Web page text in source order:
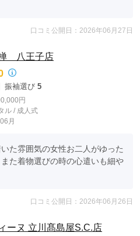
口コミ公開日：2026年06月27日
八王子店
振袖選び 5
円
ル / 成人式
月
た雰囲気の女性お二人がゆった
た着物選びの時の心遣いも細や
口コミ公開日：2026年06月26日
ーヌ 立川髙島屋S.C.店